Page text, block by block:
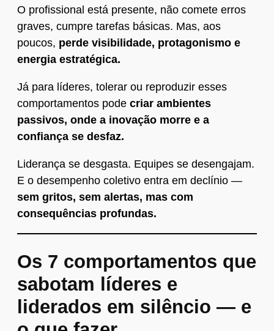
O profissional está presente, não comete erros
graves, cumpre tarefas básicas. Mas, aos
poucos, perde visibilidade, protagonismo e
energia estratégica.
Já para líderes, tolerar ou reproduzir esses
comportamentos pode criar ambientes
passivos, onde a inovação morre e a
confiança se desfaz.
Liderança se desgasta. Equipes se desengajam.
E o desempenho coletivo entra em declínio —
sem gritos, sem alertas, mas com
consequências profundas.
Os 7 comportamentos que
sabotam líderes e
liderados em silêncio — e